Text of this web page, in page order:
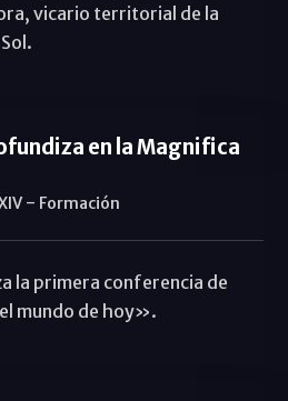
vicario territorial de la
en la Magnifica
- Formación
la primera conferencia de
mundo de hoy».